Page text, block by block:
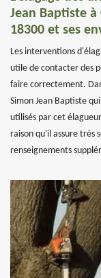
Jean Baptiste à
18300 et ses
Les interventions
utile de contacter des
faire correctement.
Simon Jean Baptiste
utilisés par cet
raison qu'il assure très
renseignements